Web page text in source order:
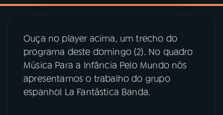
ACOMPANHE A RÁDIO MEC
YouTube Facebook
Ouça no player acima, um trecho do
programa deste domingo (2). No quadro
Música Para a Infância Pelo Mundo nós
apresentamos o trabalho do grupo
espanhol La Fantástica Banda.